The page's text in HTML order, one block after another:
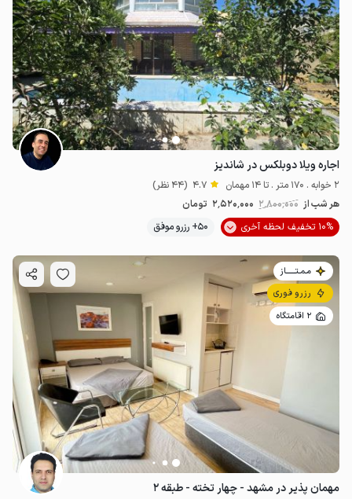
اجاره ویلا دوبلکس در شاندیز
2 خوابه . 170 متر . تا 14 مهمان 4.7 (44 نظر)
هر شب از 2٬800٬000 2٬520٬000 تومان
10% تخفیف لحظه آخری
50+ رزرو موفق
مـمـتــــــاز
رزرو فوری
2 اقامتگاه
مهمان پذیر در مشهد - چهار تخته - طبقه ۲